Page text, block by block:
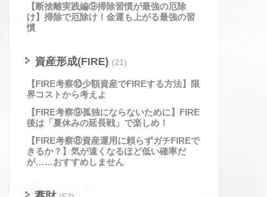
【断捨離実践編⑨掃除習慣が最強の厄除
け】掃除で厄除け！金運も上がる最強の習
慣
資産形成(FIRE) (21)
【FIRE考察⑩少額資産でFIREする方法】限
界コストから考えよ
【FIRE考察⑨孤独にならないために】FIRE
後は「夏休みの延長戦」で楽しめ！
【FIRE考察⑧資産運用に頼らずガチFIREで
きるか？】気が遠くなるほど低い確率だ
が……おすすめしません